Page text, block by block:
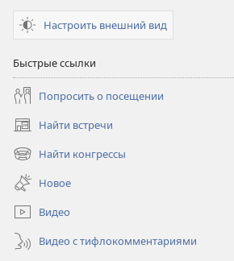
Настроить внешний вид
Быстрые ссылки
Попросить о посещении
Найти встречи
(открывается
в
новом
окне)
Найти конгрессы
(открывается
новом
окне)
Новое
Видео
Видео с тифлокомментариями